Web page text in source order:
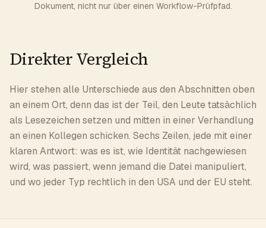
Dokument, nicht nur über einen Workflow-Prüfpfad.
Direkter Vergleich
Hier stehen alle Unterschiede aus den Abschnitten oben
an einem Ort, denn das ist der Teil, den Leute tatsächlich
als Lesezeichen setzen und mitten in einer Verhandlung
an einen Kollegen schicken. Sechs Zeilen, jede mit einer
klaren Antwort: was es ist, wie Identität nachgewiesen
wird, was passiert, wenn jemand die Datei manipuliert,
und wo jeder Typ rechtlich in den USA und der EU steht.